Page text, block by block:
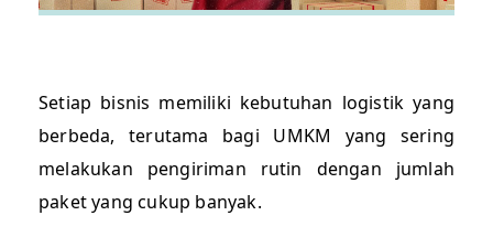
Setiap bisnis memiliki kebutuhan logistik yang
berbeda, terutama bagi UMKM yang sering
melakukan pengiriman rutin dengan jumlah
paket yang cukup banyak.